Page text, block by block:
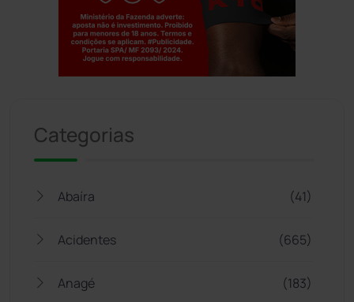
Categorias
Abaíra (41)
Acidentes (665)
Anagé (183)